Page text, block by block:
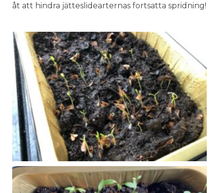
åt att hindra jätteslidearternas fortsatta spridning!